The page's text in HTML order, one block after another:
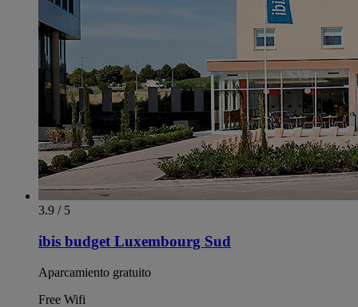
3.9 / 5
ibis budget Luxembourg Sud
Aparcamiento gratuito
Free Wifi